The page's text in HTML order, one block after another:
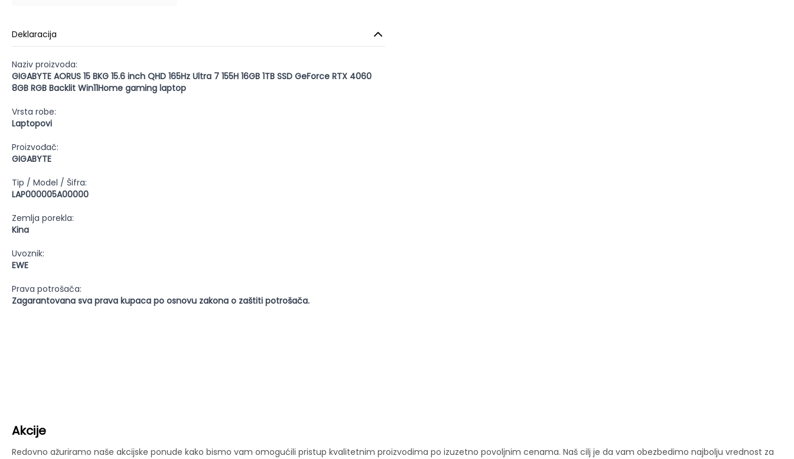
Deklaracija
Naziv proizvoda:
GIGABYTE AORUS 15 BKG 15.6 inch QHD 165Hz Ultra 7 155H 16GB 1TB SSD GeForce RTX 4060
8GB RGB Backlit Win11Home gaming laptop
Vrsta robe:
Laptopovi
Proizvođač:
GIGABYTE
Tip / Model / Šifra:
LAP000005A00000
Zemlja porekla:
Kina
Uvoznik:
EWE
Prava potrošača:
Zagarantovana sva prava kupaca po osnovu zakona o zaštiti potrošača.
Akcije
Redovno ažuriramo naše akcijske ponude kako bismo vam omogućili pristup kvalitetnim proizvodima po izuzetno povoljnim cenama. Naš cilj je da vam obezbedimo najbolju vrednost za